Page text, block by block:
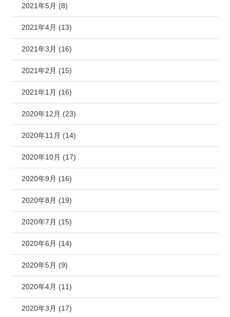
2021年5月 (8)
2021年4月 (13)
2021年3月 (16)
2021年2月 (15)
2021年1月 (16)
2020年12月 (23)
2020年11月 (14)
2020年10月 (17)
2020年9月 (16)
2020年8月 (19)
2020年7月 (15)
2020年6月 (14)
2020年5月 (9)
2020年4月 (11)
2020年3月 (17)